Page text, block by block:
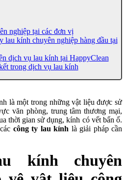
nghiệp tại các đơn vị
lau kính chuyên nghiệp hàng đầu tại
dịch vụ lau kính tại HappyClean
trong dịch vụ lau kính
là một trong những vật liệu được sử
văn phòng, trung tâm thương mại,
thời gian sử dụng, kính có vết bẩn ố.
công ty lau kính là giải pháp cần
kính chuyên